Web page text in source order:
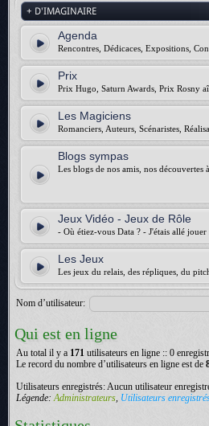
+ D'IMAGINAIRE
Agenda
Rencontres, Dédicaces, Expositions,
Prix
Prix Hugo, Saturn Awards, Prix Rosny
Les Magiciens
Romanciers, Auteurs, Scénaristes,
Blogs sympas
Les blogs de nos amis, nos découvertes
Jeux Vidéo - Jeux de Rôle
- Où étiez-vous Data ? - J'étais allé jouer
Les Jeux
Les jeux du relais, des répliques, du
Nom d’utilisateur:
Qui est en ligne
Au total il y a 171 utilisateurs en ligne :: 0
Le record du nombre d’utilisateurs en ligne est de
Utilisateurs enregistrés: Aucun utilisateur
Légende:Administrateurs, Utilisateurs